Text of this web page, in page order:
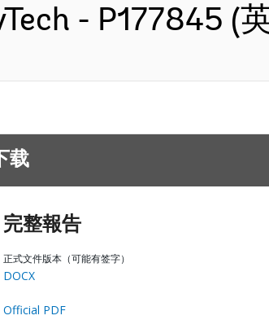
- P177845 (
下载
完整報告
正式文件版本（可能有签字）
DOCX
Official PDF